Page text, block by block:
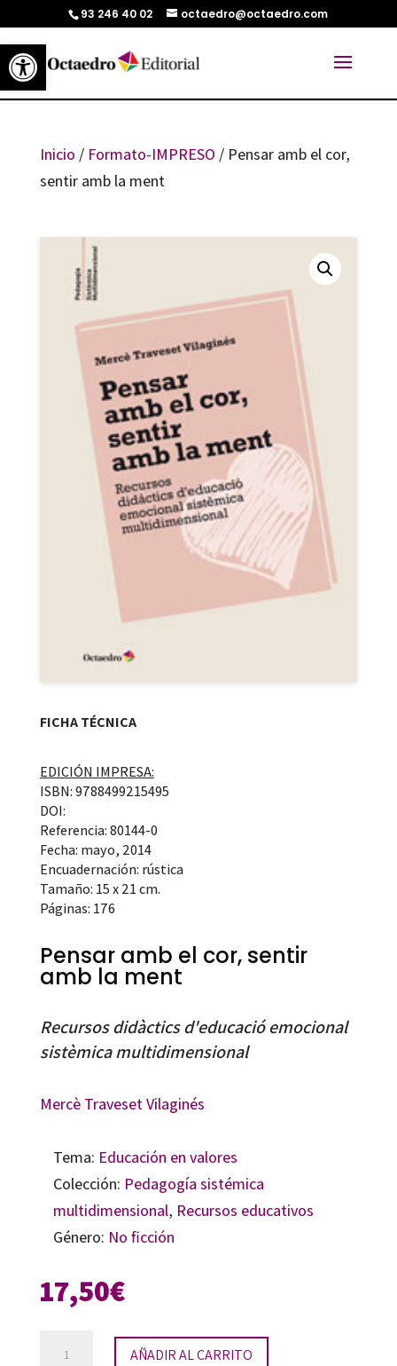
Abrir barra de herramientas
93 246 40 02 octaedro@octaedro.com
Inicio / Formato-IMPRESO / Pensar amb el cor,
sentir amb la ment
FICHA TÉCNICA
EDICIÓN IMPRESA:
ISBN: 9788499215495
DOI:
Referencia: 80144-0
Fecha: mayo, 2014
Encuadernación: rústica
Tamaño: 15 x 21 cm.
Páginas: 176
Pensar amb el cor, sentir
amb la ment
Recursos didàctics d'educació emocional
sistèmica multidimensional
Mercè Traveset Vilaginés
Tema: Educación en valores
Colección: Pedagogía sistémica
multidimensional, Recursos educativos
Género: No ficción
17,50€
AÑADIR AL CARRITO